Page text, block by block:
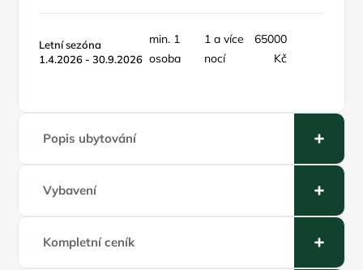
Letní sezóna
1.4.2026 - 30.9.2026
min. 1
osoba
1 a více
nocí
65000
Kč
Popis ubytování
Vybavení
Kompletní ceník